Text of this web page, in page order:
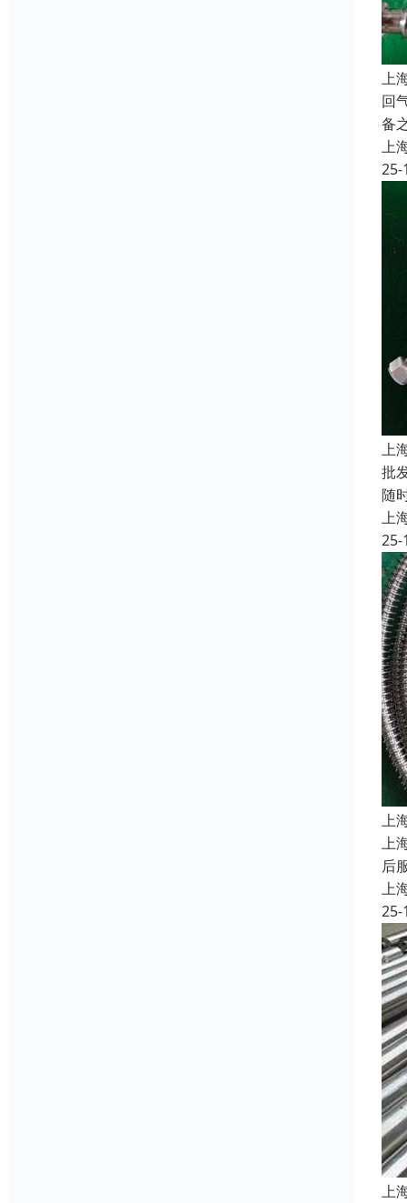
上
回
备
上
25-
上
批
随
上
25-
上
上
后
上
25-
上